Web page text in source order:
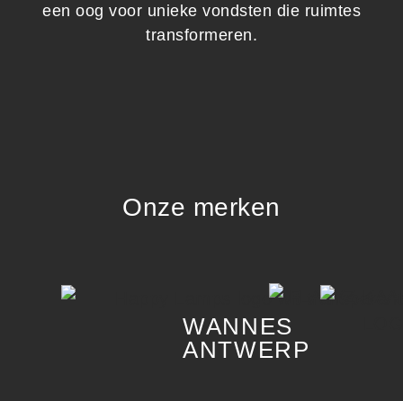
een oog voor unieke vondsten die ruimtes
transformeren.
Onze merken
WANNES
ANTWERP